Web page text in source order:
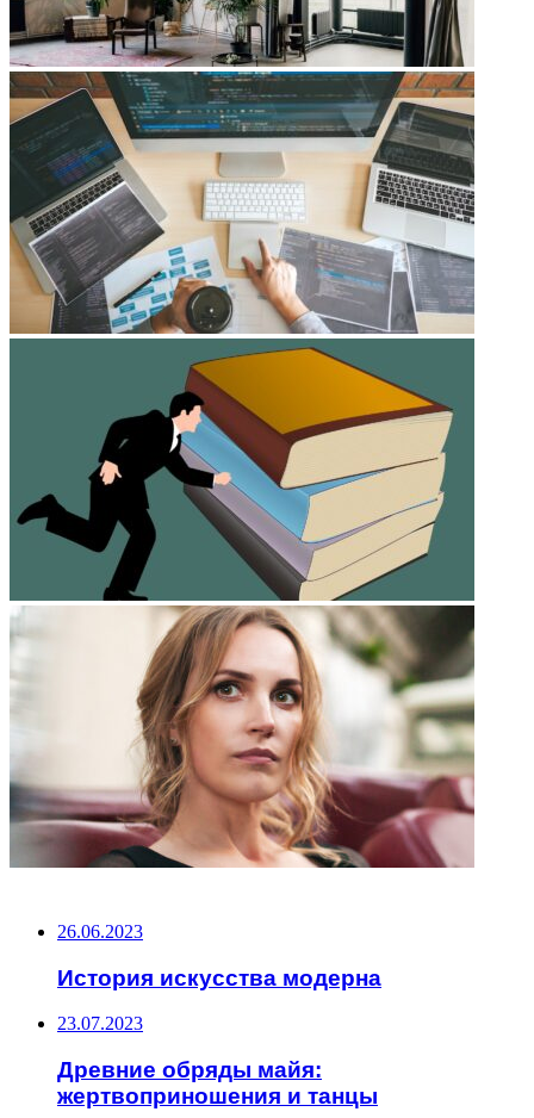
26.06.2023
История искусства модерна
23.07.2023
Древние обряды майя:
жертвоприношения и танцы